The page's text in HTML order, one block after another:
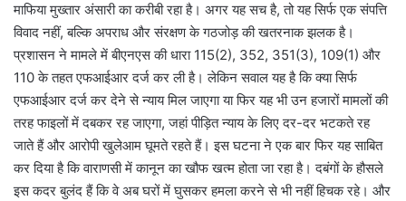
माफिया मुख्तार अंसारी का करीबी रहा है। अगर यह सच है, तो यह सिर्फ एक संपत्ति
विवाद नहीं, बल्कि अपराध और संरक्षण के गठजोड़ की खतरनाक झलक है।
प्रशासन ने मामले में बीएनएस की धारा 115(2), 352, 351(3), 109(1) और
110 के तहत एफआईआर दर्ज कर ली है। लेकिन सवाल यह है कि क्या सिर्फ
एफआईआर दर्ज कर देने से न्याय मिल जाएगा या फिर यह भी उन हजारों मामलों की
तरह फाइलों में दबकर रह जाएगा, जहां पीड़ित न्याय के लिए दर-दर भटकते रह
जाते हैं और आरोपी खुलेआम घूमते रहते हैं। इस घटना ने एक बार फिर यह साबित
कर दिया है कि वाराणसी में कानून का खौफ खत्म होता जा रहा है। दबंगों के हौसले
इस कदर बुलंद हैं कि वे अब घरों में घुसकर हमला करने से भी नहीं हिचक रहे। और